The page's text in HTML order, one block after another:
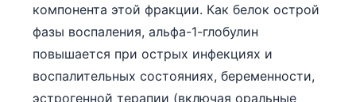
компонента этой фракции. Как белок острой
фазы воспаления, альфа-1-глобулин
повышается при острых инфекциях и
воспалительных состояниях, беременности,
эстрогенной терапии (включая оральные